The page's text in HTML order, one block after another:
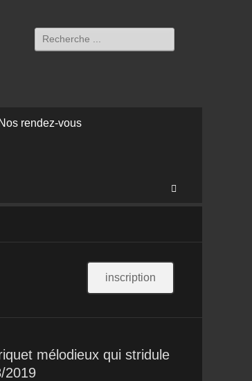
Rechercher :
Nos rendez-vous
inscription
mélodieux qui stridule
2019